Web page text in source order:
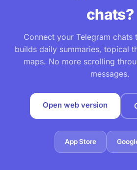
chats?
Connect your Telegram
builds daily summaries, topical
maps. No more scrolling
messages.
Open web version
App Store